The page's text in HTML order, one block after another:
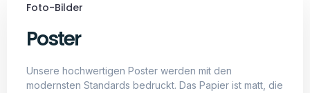
Foto-Bilder
Poster
Unsere hochwertigen Poster werden mit den
modernsten Standards bedruckt. Das Papier ist matt, die